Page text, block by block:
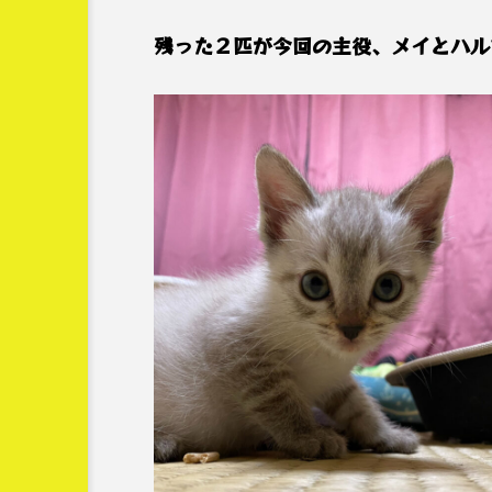
残った２匹が今回の主役、メイとハ